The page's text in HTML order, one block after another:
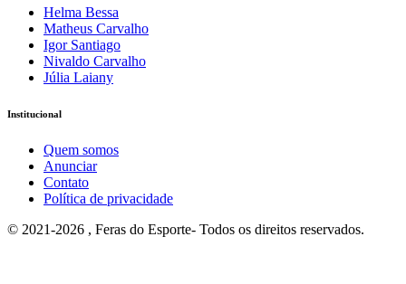
Helma Bessa
Matheus Carvalho
Igor Santiago
Nivaldo Carvalho
Júlia Laiany
Institucional
Quem somos
Anunciar
Contato
Política de privacidade
© 2021-2026 , Feras do Esporte- Todos os direitos reservados.